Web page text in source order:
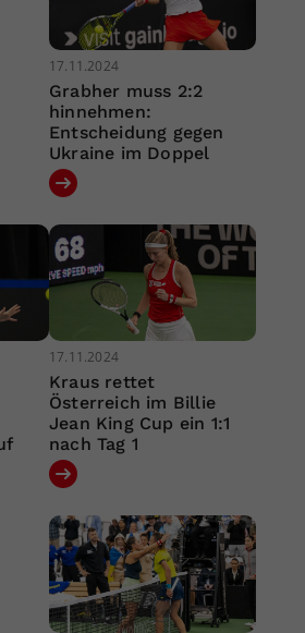
17.11.2024
Grabher muss 2:2
hinnehmen:
Entscheidung gegen
Ukraine im Doppel
17.11.2024
Kraus rettet
Österreich im Billie
Jean King Cup ein 1:1
nach Tag 1